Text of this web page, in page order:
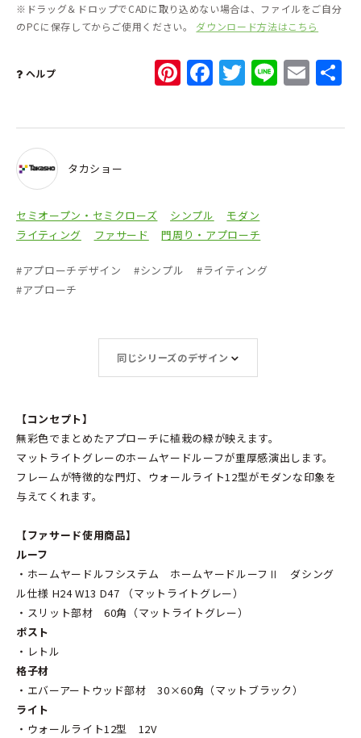
※ドラッグ＆ドロップでCADに取り込めない場合は、ファイルをご自分
のPCに保存してからご使用ください。 ダウンロード方法はこちら
ヘルプ Pinterest
Facebook
Twitter
Line
タカショー
セミオープン・セミクローズ シンプル
モダン
ライティング
ファサード 門周り・アプローチ
#アプローチデザイン #シンプル #ライティング
#アプローチ
同じシリーズのデザイン
【コンセプト】
無彩色でまとめたアプローチに植栽の緑が映えます。
マットライトグレーのホームヤードルーフが重厚感演出します。
フレームが特徴的な門灯、ウォールライト12型がモダンな印象を
与えてくれます。
【ファサード使用商品】
ルーフ
・ホームヤードルフシステム ホームヤードルーフⅡ ダシング
ル仕様 H24 W13 D47 （マットライトグレー）
・スリット部材 60角（マットライトグレー）
ポスト
・レトル
格子材
・エバーアートウッド部材 30×60角（マットブラック）
ライト
・ウォールライト12型 12V